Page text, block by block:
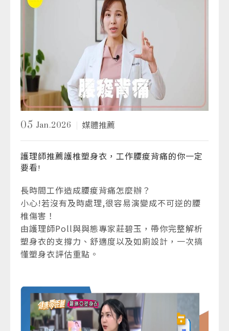
05 Jan.2026 媒體推薦
護理師推薦護椎塑身衣，工作腰痠背痛的你一定
要看!
長時間工作造成腰痠背痛怎麼辦？
小心!若沒有及時處理,很容易演變成不可逆的腰
椎傷害！
由護理師Poll與與態專家莊碧玉，帶你完整解析
塑身衣的支撐力、舒適度以及如廁設計，一次搞
懂塑身衣評估重點。